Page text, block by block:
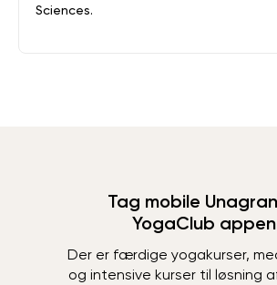
Sciences.
Tag mobile
YogaClub appen
Der er færdige yogakurser,
og intensive kurser til løsning